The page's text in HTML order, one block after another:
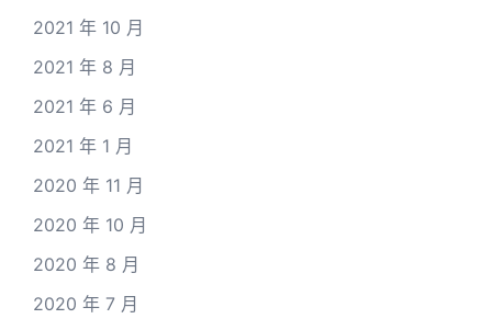
2021 年 10 月
2021 年 8 月
2021 年 6 月
2021 年 1 月
2020 年 11 月
2020 年 10 月
2020 年 8 月
2020 年 7 月